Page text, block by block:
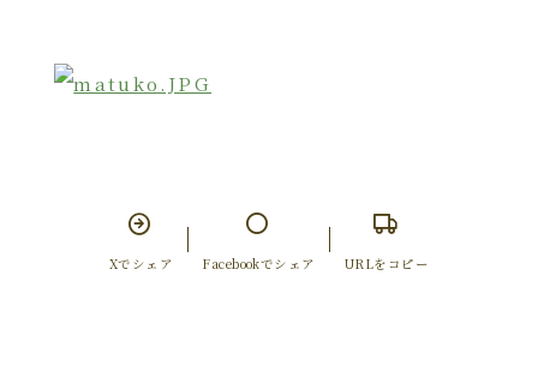
Xでシェア Facebookでシェア URLをコピー